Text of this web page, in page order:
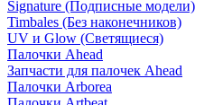
Signature (Подписные модели)
Timbales (Без наконечников)
UV и Glow (Светящиеся)
Палочки Ahead
Запчасти для палочек Ahead
Палочки Arborea